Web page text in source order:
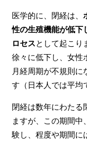
医学的に、閉経は、
性の生殖機能が低下
ロセスとして起こり
徐々に低下し、女性
月経周期が不規則に
す（日本人では平均
閉経は数年にわたる
ますが、この期間
験し、程度や期間に